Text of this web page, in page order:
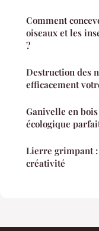
Comment
oiseaux et les
?
Destruction des
efficacement
Ganivelle en
écologique
Lierre grimpant
créativité